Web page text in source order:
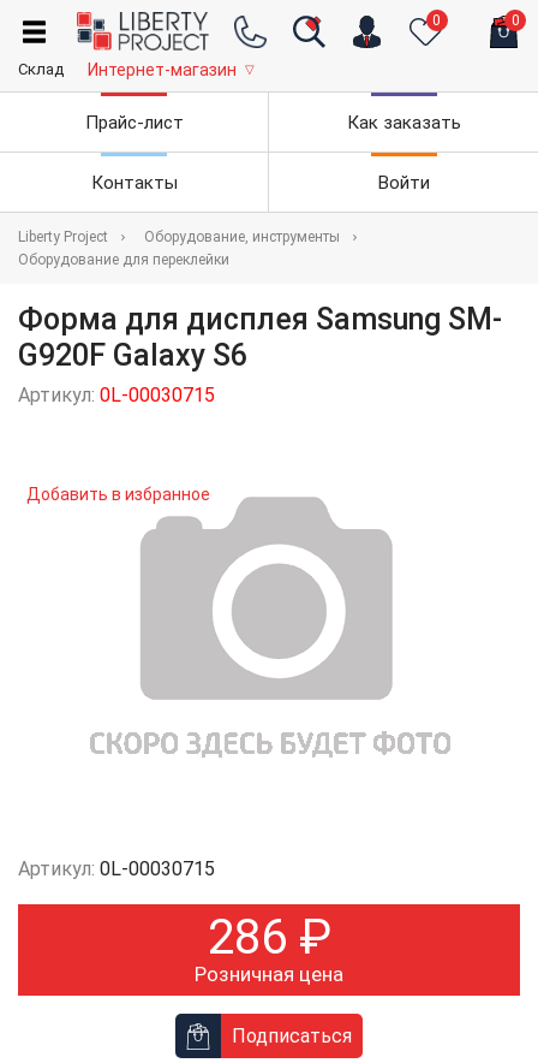
0 0
Склад Интернет-магазин ▽
Прайс-лист Как заказать
Контакты Войти
Liberty Project
Оборудование, инструменты
Оборудование для переклейки
Форма для дисплея Samsung SM-
G920F Galaxy S6
Артикул: 0L-00030715
Добавить в избранное
Артикул: 0L-00030715
286 ₽
Розничная цена
Подписаться